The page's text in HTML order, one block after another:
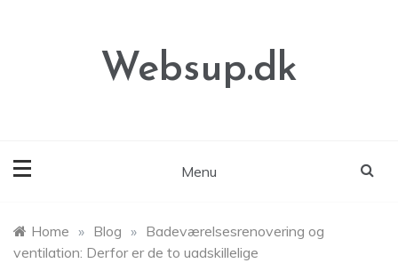
Websup.dk
Menu
Home » Blog » Badeværelsesrenovering og
ventilation: Derfor er de to uadskillelige